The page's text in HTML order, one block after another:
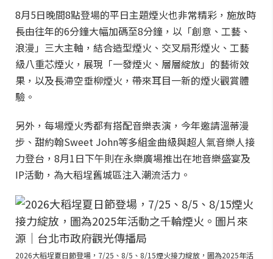
8月5日晚間8點登場的平日主題煙火也非常精彩，施放時
長由往年的6分鐘大幅加碼至8分鐘，以「創意、工藝、
浪漫」三大主軸，結合造型煙火、交叉扇形煙火、工藝
級八重芯煙火，展現「一發煙火、層層綻放」的藝術效
果，以及長滯空垂柳煙火，帶來耳目一新的煙火觀賞體
驗。
另外，每場煙火秀都有搭配音樂表演，今年邀請溫蒂漫
步、甜約翰Sweet John等多組金曲級與超人氣音樂人接
力登台，8月1日下午則在永樂廣場推出在地音樂盛宴及
IP活動，為大稻埕舊城區注入潮流活力。
2026大稻埕夏日節登場，7/25、8/5、8/15煙火接力綻放，圖為2025年活